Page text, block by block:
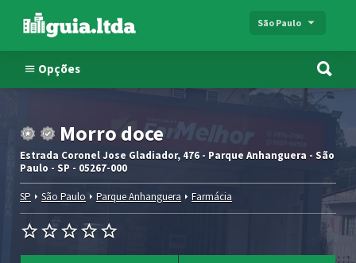
São Paulo
Opções
Morro doce
Estrada Coronel Jose Gladiador, 476 - Parque Anhanguera - São
Paulo - SP - 05267-000
SP São Paulo Parque Anhanguera Farmácia